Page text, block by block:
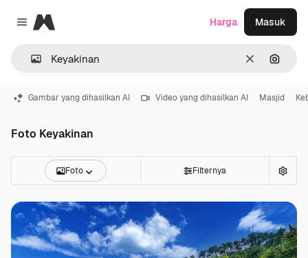
Close menu
Magnific
Jernih
Harga Masuk
Gambar yang dihasilkan AI Video yang dihasilkan AI Masjid
Foto Keyakinan
Foto Filternya